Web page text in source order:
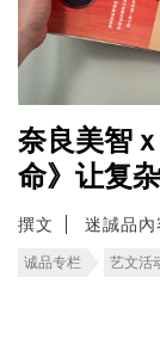
奈良美智
命》让复
撰文 迷誠品內
诚品专栏 艺文活